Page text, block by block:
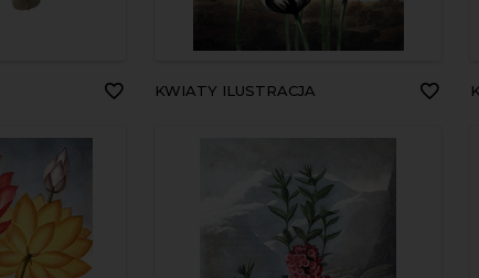
KWIATY ILUSTRACJA